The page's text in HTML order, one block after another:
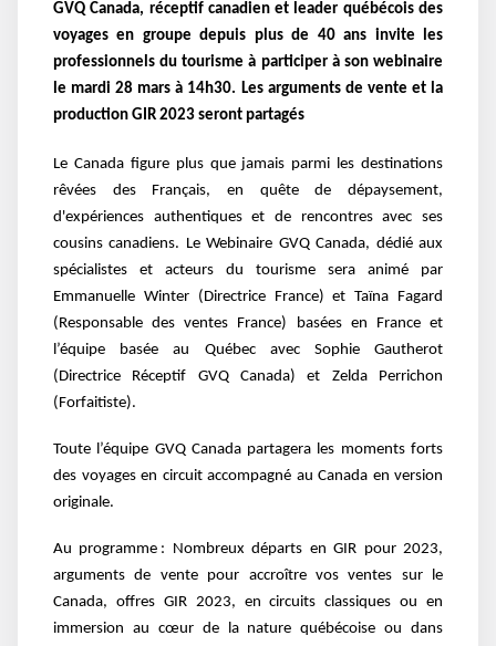
GVQ Canada, réceptif canadien et leader québécois des
voyages en groupe depuis plus de 40 ans invite les
professionnels du tourisme à participer à son webinaire
le mardi 28 mars à 14h30. Les arguments de vente et la
production GIR 2023 seront partagés
Le Canada figure plus que jamais parmi les destinations
rêvées des Français, en quête de dépaysement,
d'expériences authentiques et de rencontres avec ses
cousins canadiens. Le Webinaire GVQ Canada, dédié aux
spécialistes et acteurs du tourisme sera animé par
Emmanuelle Winter (Directrice France) et Taïna Fagard
(Responsable des ventes France) basées en France et
l’équipe basée au Québec avec Sophie Gautherot
(Directrice Réceptif GVQ Canada) et Zelda Perrichon
(Forfaitiste).
Toute l’équipe GVQ Canada partagera les moments forts
des voyages en circuit accompagné au Canada en version
originale.
Au programme : Nombreux départs en GIR pour 2023,
arguments de vente pour accroître vos ventes sur le
Canada, offres GIR 2023, en circuits classiques ou en
immersion au cœur de la nature québécoise ou dans